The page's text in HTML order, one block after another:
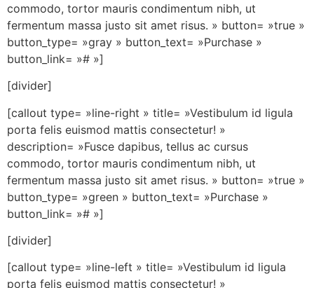
commodo, tortor mauris condimentum nibh, ut
fermentum massa justo sit amet risus. » button= »true »
button_type= »gray » button_text= »Purchase »
button_link= »# »]
[divider]
[callout type= »line-right » title= »Vestibulum id ligula
porta felis euismod mattis consectetur! »
description= »Fusce dapibus, tellus ac cursus
commodo, tortor mauris condimentum nibh, ut
fermentum massa justo sit amet risus. » button= »true »
button_type= »green » button_text= »Purchase »
button_link= »# »]
[divider]
[callout type= »line-left » title= »Vestibulum id ligula
porta felis euismod mattis consectetur! »